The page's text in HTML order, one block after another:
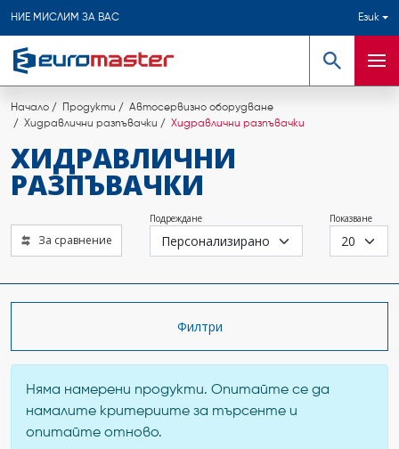
НИЕ МИСЛИМ ЗА ВАС Език
Търсене
Начало Продукти
Автосервизно оборудване
Хидравлични разпъвачки
Хидравлични разпъвачки
ХИДРАВЛИЧНИ
РАЗПЪВАЧКИ
За сравнение
Подреждане Показване
Филтри
Няма намерени продукти. Опитайте се да
намалите критериите за търсенте и
опитайте отново.